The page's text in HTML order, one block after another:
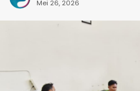
Mei 26, 2026